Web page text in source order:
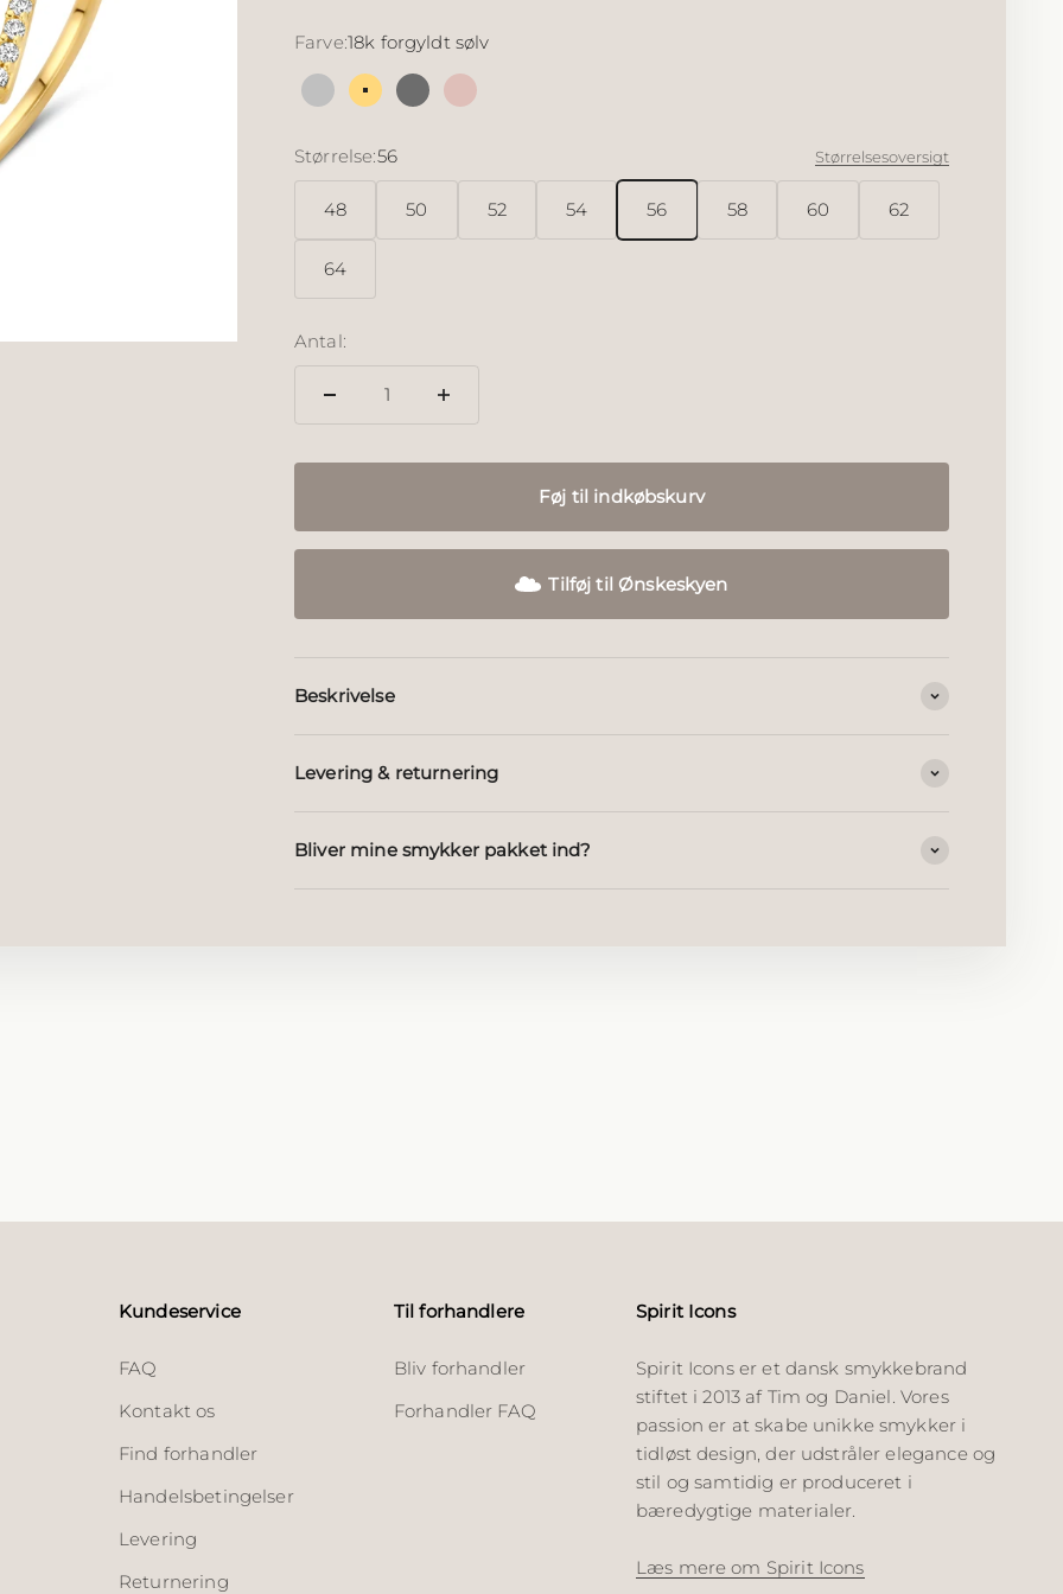
Farve:18k forgyldt sølv
Sølv 18k forgyldt sølv
Sølv sort ruthineret
18k rosé forgyldt
Størrelse:56 Størrelsesoversigt
48 50 52 54 56 58 60 62
64
Antal:
Føj til indkøbskurv
Tilføj til Ønskeskyen
Beskrivelse
Levering & returnering
Bliver mine smykker pakket ind?
Kundeservice
FAQ
Kontakt os
Find forhandler
Handelsbetingelser
Levering
Returnering
Til forhandlere
Bliv forhandler
Forhandler FAQ
Spirit Icons
Spirit Icons er et dansk smykkebrand
stiftet i 2013 af Tim og Daniel. Vores
passion er at skabe unikke smykker i
tidløst design, der udstråler elegance og
stil og samtidig er produceret i
bæredygtige materialer.
Læs mere om Spirit Icons